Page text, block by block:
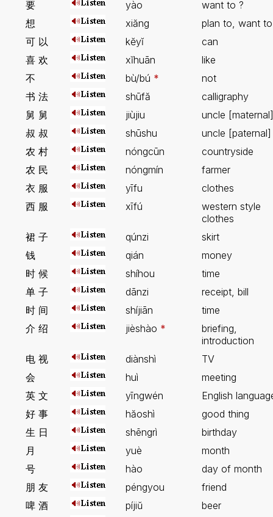
要 yào
want to ?
想
xiăng
plan to, want to
可 以
kĕyĭ
can
喜 欢
xĭhuān
like
不
bù/bú *
not
书 法
shūfă
calligraphy
舅 舅
jiùjiu
uncle [maternal]
叔 叔
shūshu
uncle [paternal]
农 村
nóngcūn
countryside
农 民
nóngmín
farmer
衣 服
yīfu
clothes
西 服
xīfú
western style
clothes
裙 子
qúnzi
skirt
钱
qián
money
时 候
shíhou
time
单 子
dānzi
receipt, bill
时 间
shíjiān
time
介 绍
jièshào *
briefing,
introduction
电 视
diànshì
TV
会
huì
meeting
英 文
yīngwén
English
好 事
hăoshì
good thing
生 日
shēngrì
birthday
月
yuè
month
号
hào
day of month
朋 友
péngyou
friend
啤 酒
píjiŭ
beer